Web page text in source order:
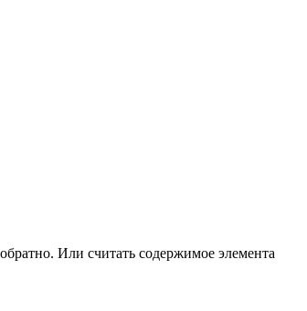
Или считать содержимое элемента